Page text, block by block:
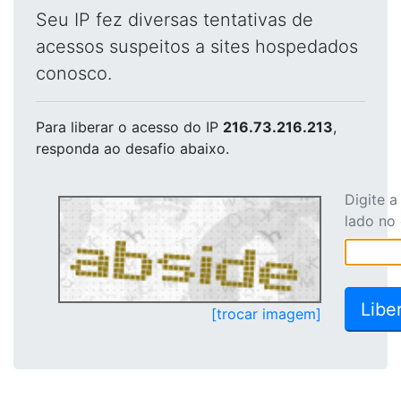
Seu IP fez diversas tentativas de
acessos suspeitos a sites hospedados
conosco.
Para liberar o acesso do IP 216.73.216.213,
responda ao desafio abaixo.
[trocar imagem]
Digite
lado no